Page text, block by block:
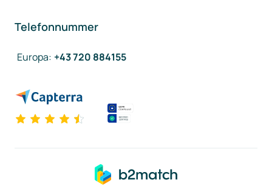
Telefonnummer
Europa: +43 720 884155